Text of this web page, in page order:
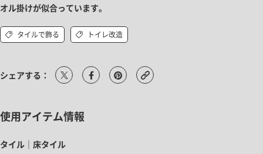
オル掛けが似合っています。
タイルで飾る トイレ改造
シェアする：
使用アイテム情報
タイル｜床タイル